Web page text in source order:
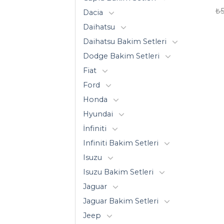
Dacia
Daihatsu
Daihatsu Bakim Setleri
Dodge Bakim Setleri
Fiat
Ford
Honda
Hyundai
İnfiniti
Infiniti Bakim Setleri
Isuzu
Isuzu Bakim Setleri
Jaguar
Jaguar Bakim Setleri
Jeep
₺